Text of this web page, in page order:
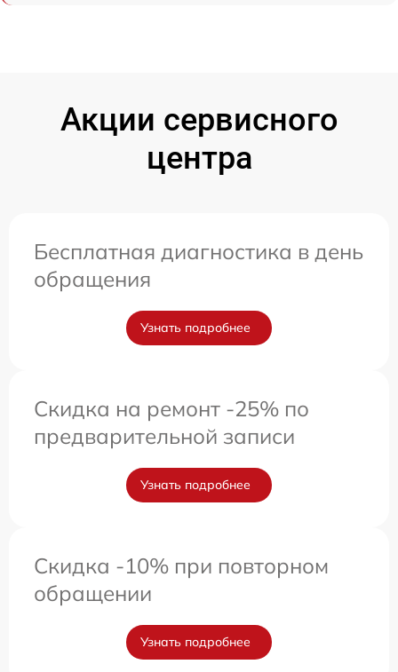
Акции сервисного
центра
Бесплатная диагностика в день
обращения
Узнать подробнее
Скидка на ремонт -25% по
предварительной записи
Узнать подробнее
Скидка -10% при повторном
обращении
Узнать подробнее